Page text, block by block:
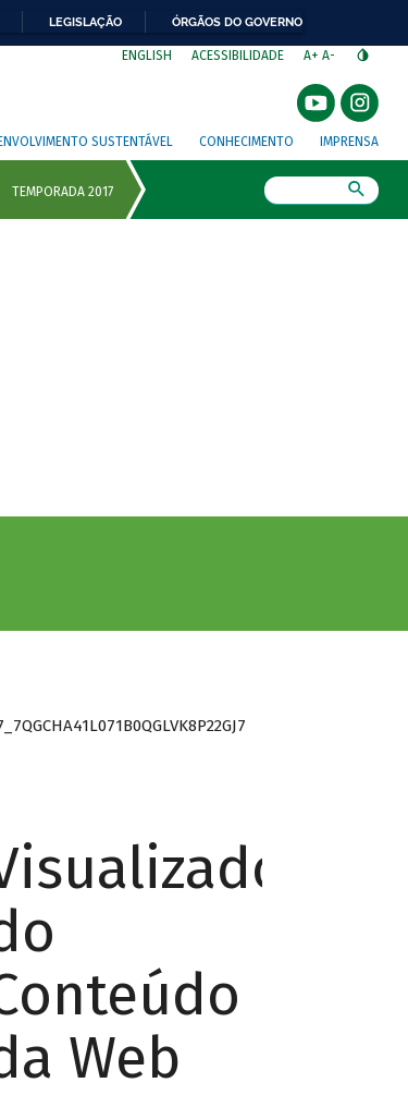
LEGISLAÇÃO ÓRGÃOS DO GOVERNO
ENGLISH ACESSIBILIDADE A+ A-
SUSTENTÁVEL CONHECIMENTO IMPRENSA
Web